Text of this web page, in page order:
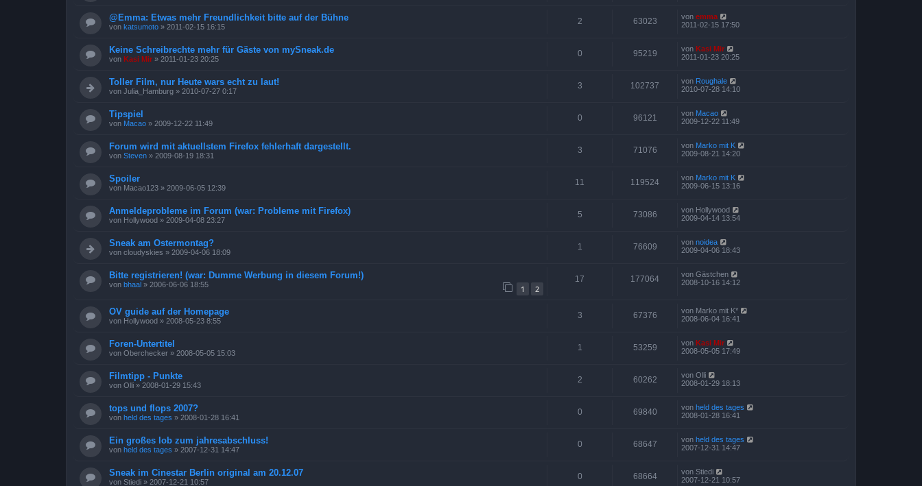
@Emma: Etwas mehr Freundlichkeit bitte auf der Bühne
von katsumoto » 2011-02-15 16:15
2 63023 von emma
2011-02-15 17:50
Keine Schreibrechte mehr für Gäste von mySneak.de
von Kasi Mir » 2011-01-23 20:25
0 95219 von Kasi Mir
2011-01-23 20:25
Toller Film, nur Heute wars echt zu laut!
von Julia_Hamburg » 2010-07-27 0:17
3 102737 von Roughale
2010-07-28 14:10
Tipspiel
von Macao » 2009-12-22 11:49
0 96121 von Macao
2009-12-22 11:49
Forum wird mit aktuellstem Firefox fehlerhaft dargestellt.
von Steven » 2009-08-19 18:31
3 71076 von Marko mit K
2009-08-21 14:20
Spoiler
von Macao123 » 2009-06-05 12:39
11 119524 von Marko mit K
2009-06-15 13:16
Anmeldeprobleme im Forum (war: Probleme mit Firefox)
von Hollywood » 2009-04-08 23:27
5 73086 von Hollywood
2009-04-14 13:54
Sneak am Ostermontag?
von cloudyskies » 2009-04-06 18:09
1 76609 von noidea
2009-04-06 18:43
Bitte registrieren! (war: Dumme Werbung in diesem Forum!)
von bhaal » 2006-06-06 18:55 1 2
17 177064 von Gästchen
2008-10-16 14:12
OV guide auf der Homepage
von Hollywood » 2008-05-23 8:55
3 67376 von Marko mit K*
2008-06-04 16:41
Foren-Untertitel
von Oberchecker » 2008-05-05 15:03
1 53259 von Kasi Mir
2008-05-05 17:49
Filmtipp - Punkte
von Olli » 2008-01-29 15:43
2 60262 von Olli
2008-01-29 18:13
tops und flops 2007?
von held des tages » 2008-01-28 16:41
0 69840 von held des tages
2008-01-28 16:41
Ein großes lob zum jahresabschluss!
von held des tages » 2007-12-31 14:47
0 68647 von held des tages
2007-12-31 14:47
Sneak im Cinestar Berlin original am 20.12.07
von Stiedi » 2007-12-21 10:57
0 68664 von Stiedi
2007-12-21 10:57